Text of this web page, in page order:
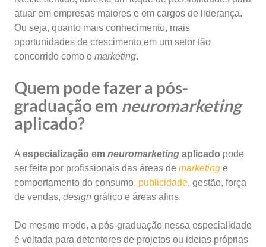
atuar em empresas maiores e em cargos de liderança.
Ou seja, quanto mais conhecimento, mais
oportunidades de crescimento em um setor tão
concorrido como o marketing.
Quem pode fazer a pós-
graduação em neuromarketing
aplicado?
A especialização em neuromarketing aplicado pode
ser feita por profissionais das áreas de marketing e
comportamento do consumo, publicidade, gestão, força
de vendas, design gráfico e áreas afins.
Do mesmo modo, a pós-graduação nessa especialidade
é voltada para detentores de projetos ou ideias próprias